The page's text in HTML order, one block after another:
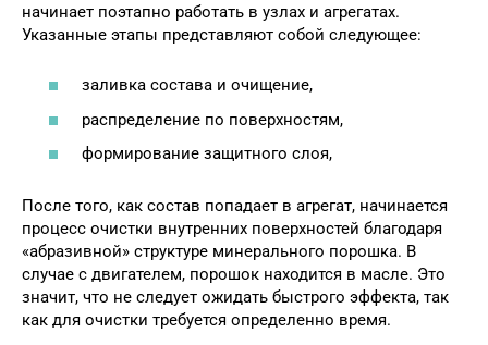
начинает поэтапно работать в узлах и агрегатах.
Указанные этапы представляют собой следующее:
заливка состава и очищение,
распределение по поверхностям,
формирование защитного слоя,
После того, как состав попадает в агрегат, начинается
процесс очистки внутренних поверхностей благодаря
«абразивной» структуре минерального порошка. В
случае с двигателем, порошок находится в масле. Это
значит, что не следует ожидать быстрого эффекта, так
как для очистки требуется определенно время.